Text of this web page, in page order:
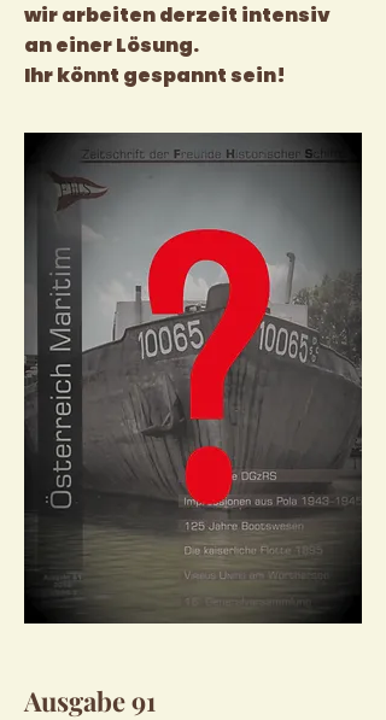
wir arbeiten derzeit intensiv
an einer Lösung.
Ihr könnt gespannt sein!
Ausgabe 91